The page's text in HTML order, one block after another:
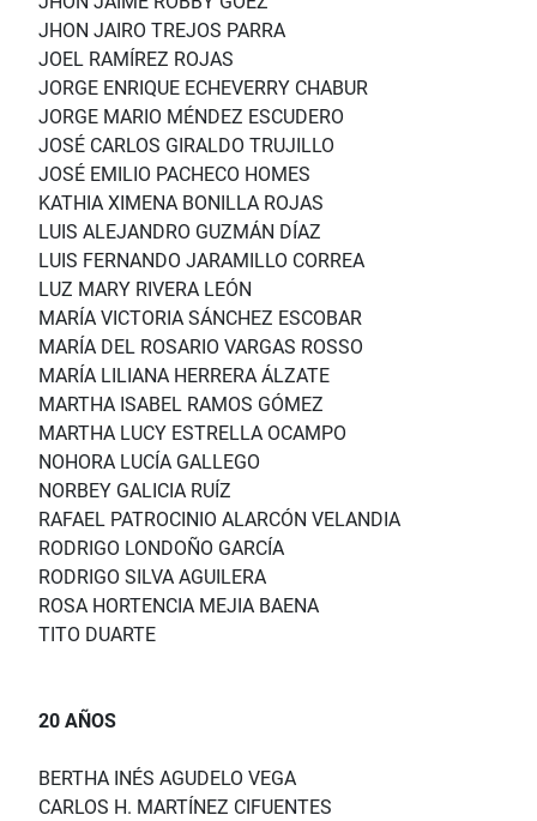
JHON JAIRO TREJOS PARRA
JOEL RAMÍREZ ROJAS
JORGE ENRIQUE ECHEVERRY CHABUR
JORGE MARIO MÉNDEZ ESCUDERO
JOSÉ CARLOS GIRALDO TRUJILLO
JOSÉ EMILIO PACHECO HOMES
KATHIA XIMENA BONILLA ROJAS
LUIS ALEJANDRO GUZMÁN DÍAZ
LUIS FERNANDO JARAMILLO CORREA
LUZ MARY RIVERA LEÓN
MARÍA VICTORIA SÁNCHEZ ESCOBAR
MARÍA DEL ROSARIO VARGAS ROSSO
MARÍA LILIANA HERRERA ÁLZATE
MARTHA ISABEL RAMOS GÓMEZ
MARTHA LUCY ESTRELLA OCAMPO
NOHORA LUCÍA GALLEGO
NORBEY GALICIA RUÍZ
RAFAEL PATROCINIO ALARCÓN VELANDIA
RODRIGO LONDOÑO GARCÍA
RODRIGO SILVA AGUILERA
ROSA HORTENCIA MEJIA BAENA
TITO DUARTE
20 AÑOS
BERTHA INÉS AGUDELO VEGA
CARLOS H. MARTÍNEZ CIFUENTES